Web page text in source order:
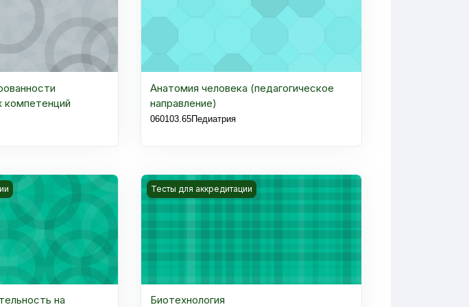
компетенций
Анатомия человека (педагогическое
направление)
060103 .65Педиатрия
деятельность на предприятиях гостеприимства
на
Kurs rasmi Биотехнология
Тесты для аккредитации
Биотехнология